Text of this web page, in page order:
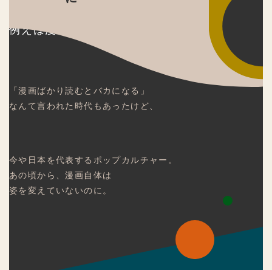
例えば漫画。
「漫画ばかり読むとバカになる」
なんて言われた時代もあったけど、
今や日本を代表するポップカルチャー。
あの頃から、漫画自体は
姿を変えていないのに。